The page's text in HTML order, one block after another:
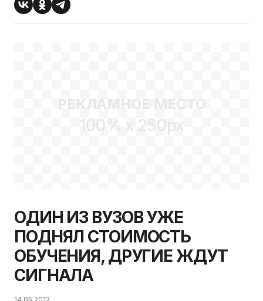
РЕКЛАМНОЕ МЕСТО
100% x 250px
ОДИН ИЗ ВУЗОВ УЖЕ
ПОДНЯЛ СТОИМОСТЬ
ОБУЧЕНИЯ, ДРУГИЕ ЖДУТ
СИГНАЛА